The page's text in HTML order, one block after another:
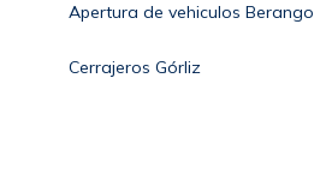
Apertura de vehiculos Berango
Cerrajeros Górliz